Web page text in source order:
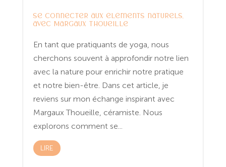
Se connecter aux éléments naturels,
avec Margaux Thoueille
En tant que pratiquants de yoga, nous
cherchons souvent à approfondir notre lien
avec la nature pour enrichir notre pratique
et notre bien-être. Dans cet article, je
reviens sur mon échange inspirant avec
Margaux Thoueille, céramiste. Nous
explorons comment se...
LIRE